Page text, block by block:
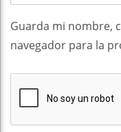
Guarda mi nombre,
navegador para la